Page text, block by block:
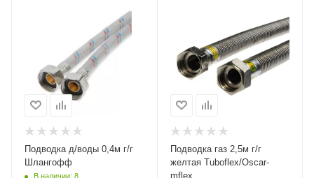
Подводка д/воды 0,4м г/г
Шлангофф
В наличии: 8
Подводка газ 2,5м г/г
желтая Tuboflex/Oscar-
mflex